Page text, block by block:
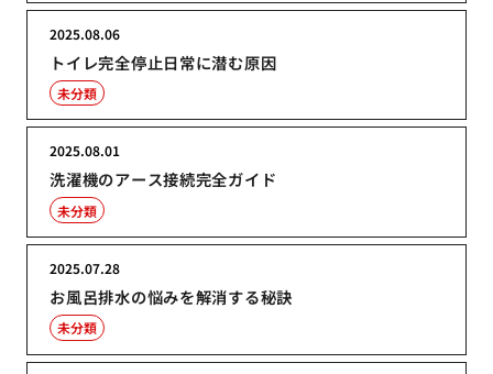
トイレ完全停止日常に潜む原因
2025.08.06
未分類
洗濯機のアース接続完全ガイド
2025.08.01
未分類
お風呂排水の悩みを解消する秘訣
2025.07.28
未分類